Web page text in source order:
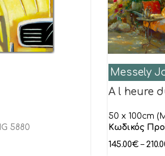
IG 5880
Messely
A l heure
50 x 100cm
Κωδικός
145.00€ –